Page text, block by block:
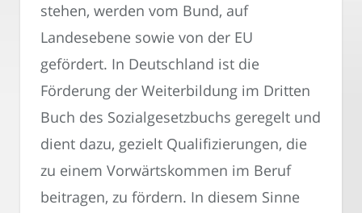
stehen, werden vom Bund, auf
Landesebene sowie von der EU
gefördert. In Deutschland ist die
Förderung der Weiterbildung im Dritten
Buch des Sozialgesetzbuchs geregelt und
dient dazu, gezielt Qualifizierungen, die
zu einem Vorwärtskommen im Beruf
beitragen, zu fördern. In diesem Sinne